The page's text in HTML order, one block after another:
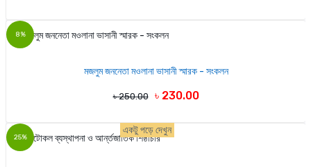
8%
মজলুম জননেতা মওলানা ভাসানী স্মারক - সংকলন
৳ 250.00 ৳ 230.00
25%
একটু পড়ে দেখুন